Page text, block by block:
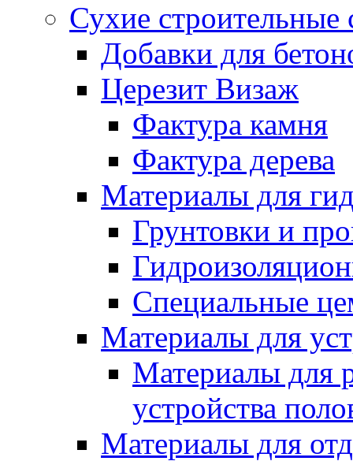
Сухие строительные
Добавки для
Церезит Визаж
Фактура камня
Фактура дерева
Материалы для
Грунтовки и
Специальные
Материалы для
Материалы для
устройства
Материалы для